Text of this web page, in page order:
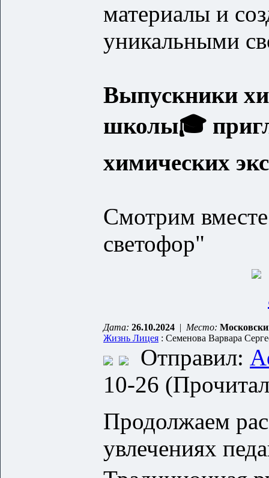
материалы и
уникальными
Выпускники
школы🎓
химических
Смотрим
светофор"
Дата: 26.10.2024 | Место:
Жизнь Лицея : Семенова Варвара
Отправил:
10-26
Продолжаем
увлечениях